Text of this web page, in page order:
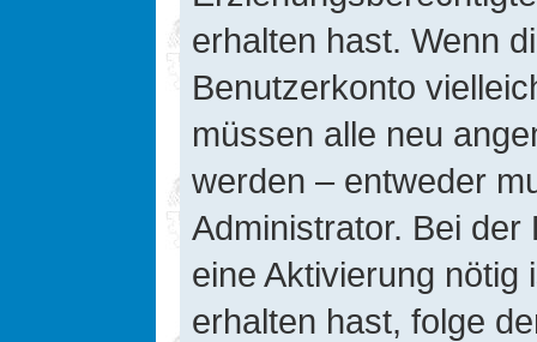
erhalten hast. Wenn
Benutzerkonto
müssen alle neu
werden – entweder
Administrator. Bei
eine Aktivierung nötig
erhalten hast, folge